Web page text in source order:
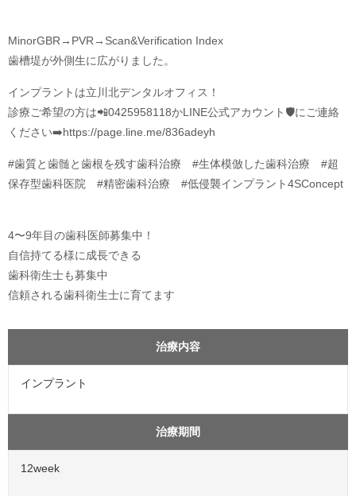
MinorGBR→PVR→Scan&Verification Index
歯槽堤が外側生に広がりました。
インプラントは立川北デンタルオフィス！
診療ご希望の方は📲0425958118かLINE公式アカウント🛡️にご連絡
ください➡️https://page.line.me/836adeyh
#歯質と歯髄と歯根を残す歯科治療 #生体模倣した歯科治療 #超
保存型歯科医院 #精密歯科治療 #低侵襲インプラント4SConcept
4〜9年目の歯科医師募集中！
自信持てる様に成長できる
歯科衛生士も募集中
信頼される歯科衛生士に育てます
治療内容
インプラント
治療期間
12week